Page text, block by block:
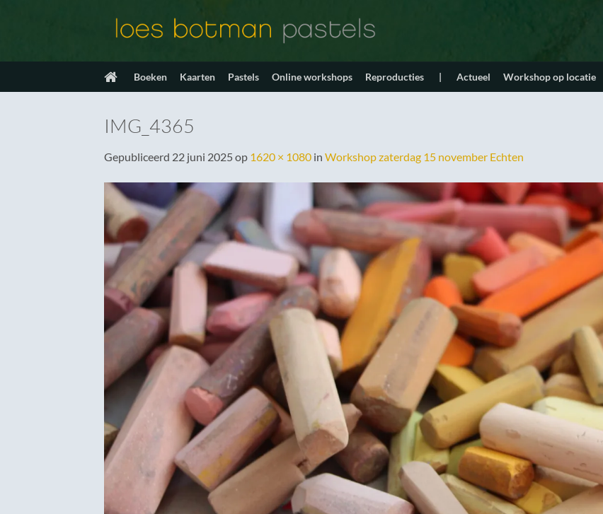
Boeken Kaarten Pastels Online workshops Reproducties | Actueel Workshop op locatie
IMG_4365
Gepubliceerd 22 juni 2025 op 1620 × 1080 in Workshop zaterdag 15 november Echten